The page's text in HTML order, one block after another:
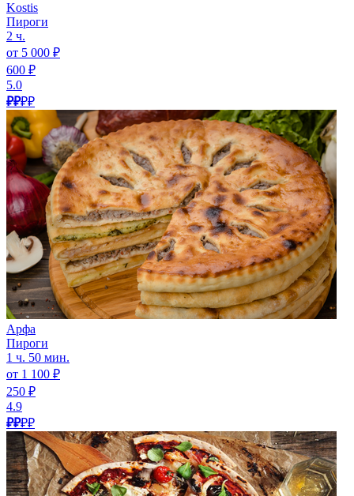
Kostis
Пироги
2 ч.
от 5 000 ₽
600 ₽
5.0
₽₽₽₽
Арфа
Пироги
1 ч. 50 мин.
от 1 100 ₽
250 ₽
4.9
₽₽₽₽